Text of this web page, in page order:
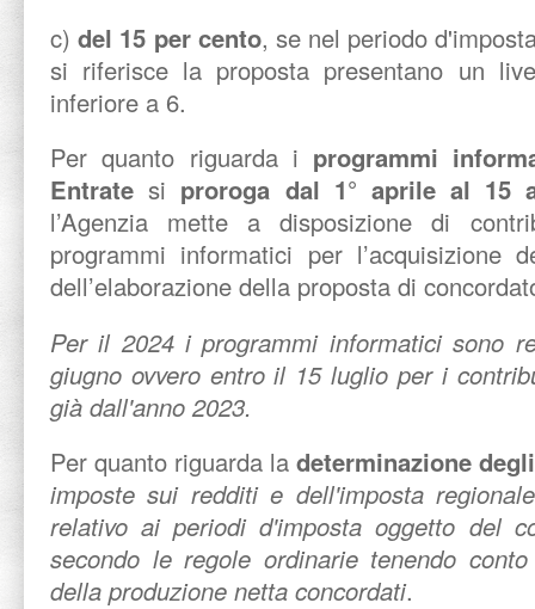
c)del 15 per cento, se nel periodo
si riferisce la proposta presentano un
inferiore a 6.
Per quanto riguarda i programmi
Entrate si proroga dal 1° aprile al 15
l’Agenzia mette a disposizione di
programmi informatici per l’acquisizione
dell’elaborazione della proposta di
Per il 2024 i programmi informatici sono
giugno ovvero entro il 15 luglio per i
già dall'anno 2023.
Per quanto riguarda la determinazione
imposte sui redditi e dell'imposta
relativo ai periodi d'imposta oggetto del
secondo le regole ordinarie tenendo
della produzione netta concordati.